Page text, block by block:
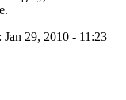
29, 2010 - 11:23